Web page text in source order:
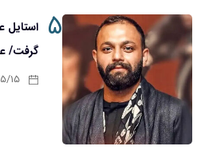
۵
استایل عجیب صابر ابر مورد توجه قرار
گرفت/ عکس
۱۴۰۵/۰۵/۱۵ ۲۱:۴۵